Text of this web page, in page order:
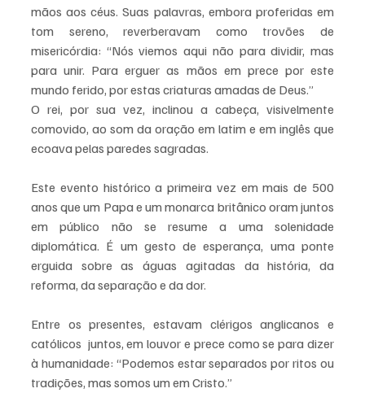
mãos aos céus. Suas palavras, embora proferidas em
tom sereno, reverberavam como trovões de
misericórdia: “Nós viemos aqui não para dividir, mas
para unir. Para erguer as mãos em prece por este
mundo ferido, por estas criaturas amadas de Deus.”
O rei, por sua vez, inclinou a cabeça, visivelmente
comovido, ao som da oração em latim e em inglês que
ecoava pelas paredes sagradas.
Este evento histórico a primeira vez em mais de 500
anos que um Papa e um monarca britânico oram juntos
em público não se resume a uma solenidade
diplomática. É um gesto de esperança, uma ponte
erguida sobre as águas agitadas da história, da
reforma, da separação e da dor.
Entre os presentes, estavam clérigos anglicanos e
católicos  juntos, em louvor e prece como se para dizer
à humanidade: “Podemos estar separados por ritos ou
tradições, mas somos um em Cristo.”